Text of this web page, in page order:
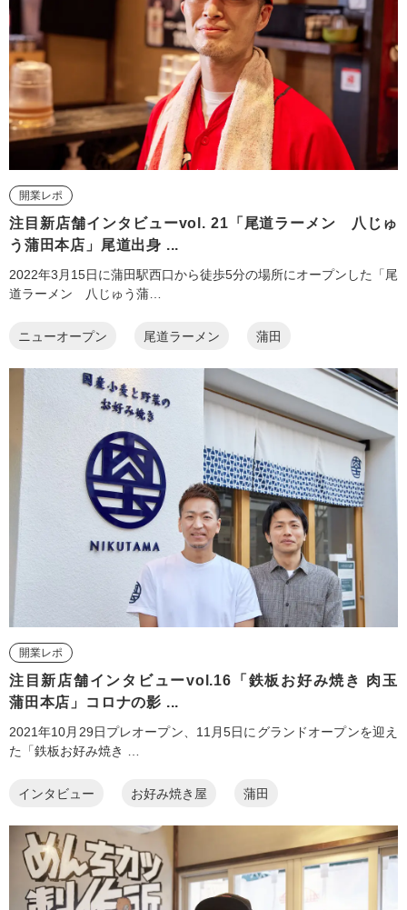
開業レポ
注目新店舗インタビューvol. 21「尾道ラーメン 八じゅ
う蒲田本店」尾道出身 ...
2022年3月15日に蒲田駅西口から徒歩5分の場所にオープンした「尾
道ラーメン 八じゅう蒲…
ニューオープン 尾道ラーメン 蒲田
開業レポ
注目新店舗インタビューvol.16「鉄板お好み焼き 肉玉
蒲田本店」コロナの影 ...
2021年10月29日プレオープン、11月5日にグランドオープンを迎え
た「鉄板お好み焼き …
インタビュー お好み焼き屋 蒲田